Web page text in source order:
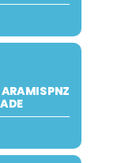
ARAMIS PNZ